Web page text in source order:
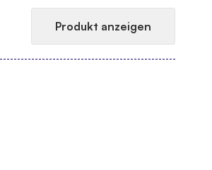
Produkt anzeigen